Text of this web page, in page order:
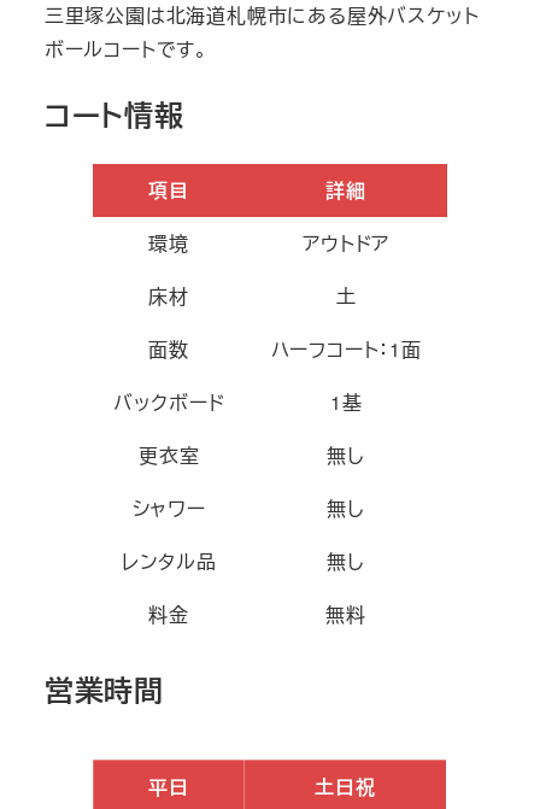
三里塚公園は北海道札幌市にある屋外バスケット
ボールコートです。
コート情報
項目
詳細
環境
アウトドア
床材
土
面数
ハーフコート：1面
バックボード
1基
更衣室
無し
シャワー
無し
レンタル品
無し
料金
無料
営業時間
平日 土日祝